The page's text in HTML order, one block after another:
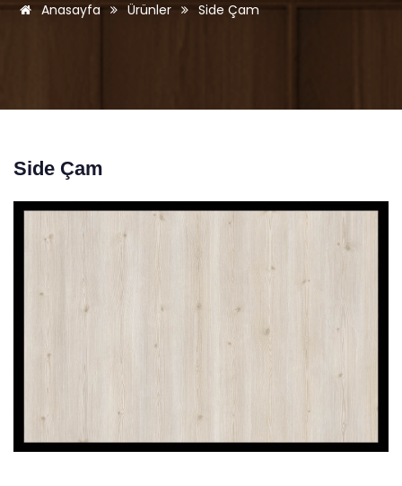
Anasayfa Ürünler Side Çam
Side Çam